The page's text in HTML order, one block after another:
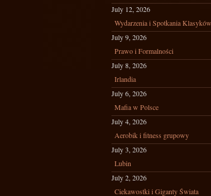
July 12, 2026
Wydarzenia i Spotkania Klasyków
July 9, 2026
Prawo i Formalności
July 8, 2026
Irlandia
July 6, 2026
Mafia w Polsce
July 4, 2026
Aerobik i fitness grupowy
July 3, 2026
Lubin
July 2, 2026
Ciekawostki i Giganty Świata